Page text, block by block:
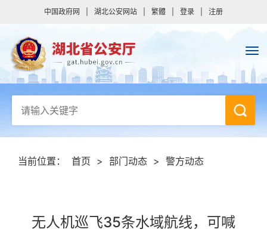
中国政府网 湖北公安网站 繁體 登录 注册
当前位置： 首页 > 部门动态 > 警方动态
无人机巡飞35条水域航线，可喊